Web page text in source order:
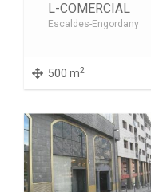
L-COMERCIAL
Escaldes-Engordany
500 m2